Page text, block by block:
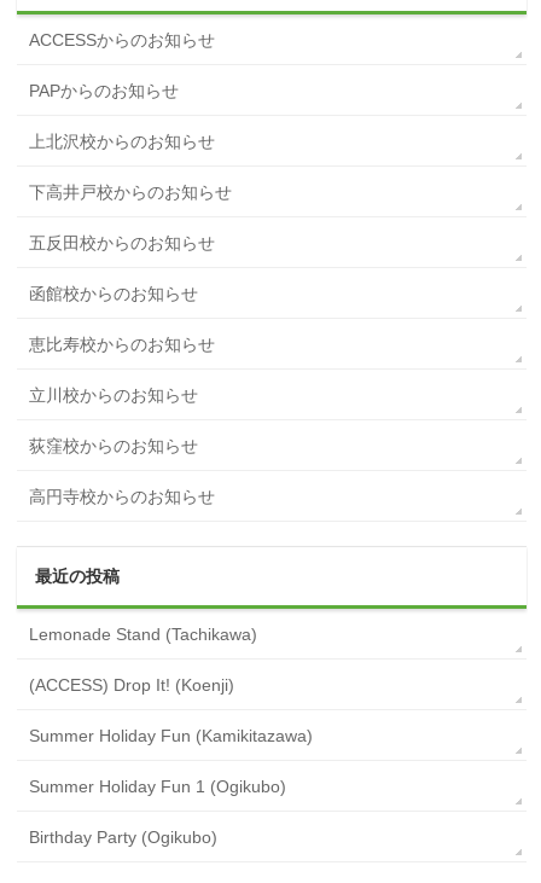
ACCESSからのお知らせ
PAPからのお知らせ
上北沢校からのお知らせ
下高井戸校からのお知らせ
五反田校からのお知らせ
函館校からのお知らせ
恵比寿校からのお知らせ
立川校からのお知らせ
荻窪校からのお知らせ
高円寺校からのお知らせ
最近の投稿
Lemonade Stand (Tachikawa)
(ACCESS) Drop It! (Koenji)
Summer Holiday Fun (Kamikitazawa)
Summer Holiday Fun 1 (Ogikubo)
Birthday Party (Ogikubo)